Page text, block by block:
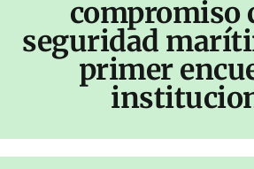
compromiso
seguridad
primer